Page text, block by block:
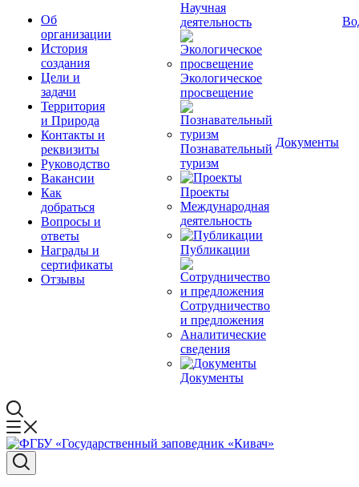
Об
организации
История
создания
Цели и
задачи
Территория
и Природа
Контакты и
реквизиты
Руководство
Вакансии
Как
добраться
Вопросы и
ответы
Награды и
сертификаты
Отзывы
Научная
деятельность
Экологическое
просвещение
Познавательный
туризм
Проекты
Международная
деятельность
Публикации
Сотрудничество
и предложения
Аналитические
сведения
Документы
Документы